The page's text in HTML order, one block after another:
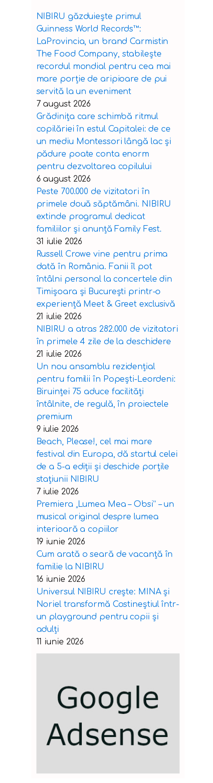
NIBIRU găzduiește primul
Guinness World Records™️:
LaProvincia, un brand Carmistin
The Food Company, stabilește
recordul mondial pentru cea mai
mare porție de aripioare de pui
servită la un eveniment
7 august 2026
Grădinița care schimbă ritmul
copilăriei în estul Capitalei: de ce
un mediu Montessori lângă lac și
pădure poate conta enorm
pentru dezvoltarea copilului
6 august 2026
Peste 700.000 de vizitatori în
primele două săptămâni. NIBIRU
extinde programul dedicat
familiilor și anunță Family Fest.
31 iulie 2026
Russell Crowe vine pentru prima
dată în România. Fanii îl pot
întâlni personal la concertele din
Timișoara și București printr-o
experiență Meet & Greet exclusivă
21 iulie 2026
NIBIRU a atras 282.000 de vizitatori
în primele 4 zile de la deschidere
21 iulie 2026
Un nou ansamblu rezidențial
pentru familii în Popești-Leordeni:
Biruinței 75 aduce facilități
întâlnite, de regulă, în proiectele
premium
9 iulie 2026
Beach, Please!, cel mai mare
festival din Europa, dă startul celei
de a 5-a ediții și deschide porțile
stațiunii NIBIRU
7 iulie 2026
Premiera „Lumea Mea – Obsi” – un
musical original despre lumea
interioară a copiilor
19 iunie 2026
Cum arată o seară de vacanță în
familie la NIBIRU
16 iunie 2026
Universul NIBIRU crește: MINA și
Noriel transformă Costineștiul într-
un playground pentru copii și
adulți
11 iunie 2026